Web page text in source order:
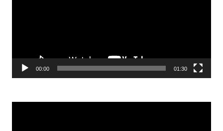
00:00 01:30
Odtwarzacz